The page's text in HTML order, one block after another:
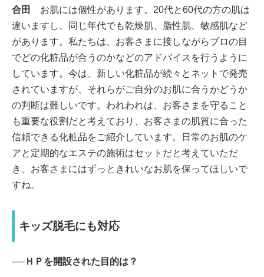
合田
お肌には個性があります。20代と60代の方の肌は
違いますし、同じ年代でも乾燥肌、脂性肌、敏感肌など
があります。私たちは、お客さまに接しながらプロの目
でどの化粧品が合うのかなどのアドバイスを行うように
しています。今は、新しい化粧品が続々とネットで発売
されていますが、それらがご自分のお肌に合うかどうか
の判断は難しいです。われわれは、お客さまを守ること
も重要な役割だと考えており、お客さまの肌質に合った
信頼できる化粧品をご紹介しています。日常のお肌のケ
アと定期的なエステの施術はセットだと考えていただ
き、お客さまにはずっときれいなお肌を保ってほしいで
すね。
キッズ脱毛にも対応
──ＨＰを開設された目的は？